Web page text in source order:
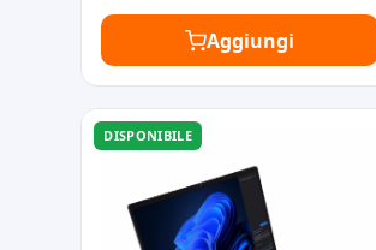
Aggiungi
DISPONIBILE